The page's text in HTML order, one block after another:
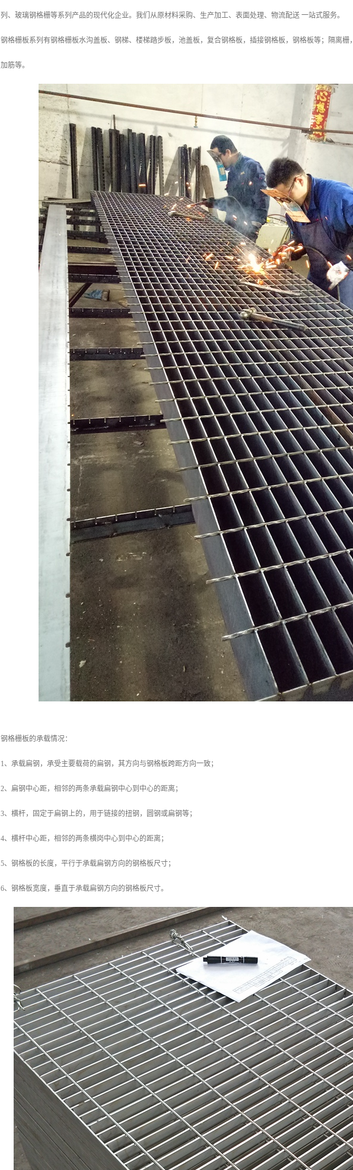
列、玻璃钢格栅等系列产品的现代化企业。我们从原材料采购、生产加工、表面处理、物流配送 一站式服务。
钢格栅板系列有钢格栅板水沟盖板、钢梯、楼梯踏步板，池盖板，复合钢格板，插接钢格板，钢格板等；隔离
加筋等。
钢格栅板的承载情况：
1、承载扁钢，承受主要载荷的扁钢，其方向与钢格板跨距方向一致；
2、扁钢中心距，相邻的两条承载扁钢中心到中心的距离；
3、横杆，固定于扁钢上的，用于链接的扭钢，圆钢或扁钢等；
4、横杆中心距，相邻的两条横岗中心到中心的距离；
5、钢格板的长度，平行于承载扁钢方向的钢格板尺寸；
6、钢格板宽度，垂直于承载扁钢方向的钢格板尺寸。